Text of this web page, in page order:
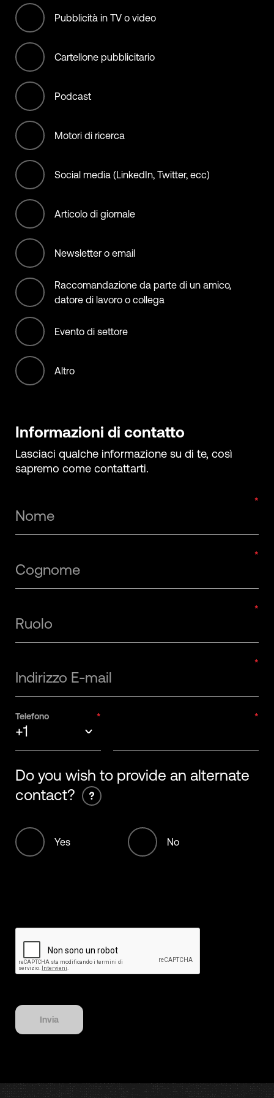
International bodies
Manufacturing
Materials
Municipality, City, State, &
Country
NGO (non offset)
Non-Profit/Services
Offset Services
Retail
Services
Transportation services
Pubblicità in TV o video
Cartellone pubblicitario
Podcast
Motori di ricerca
Social media (LinkedIn, Twitter, ecc)
Articolo di giornale
Newsletter o email
Raccomandazione da parte di un amico,
datore di lavoro o collega
Evento di settore
Altro
Informazioni di contatto
Lasciaci qualche informazione su di te, così
sapremo come contattarti.
Nome
Cognome
Ruolo
Indirizzo E-mail
Telefono
+1
+93
+355
+213
+376
+54
+374
+297
+61
Do you wish to provide an alternate
contact?
Yes No
Invia